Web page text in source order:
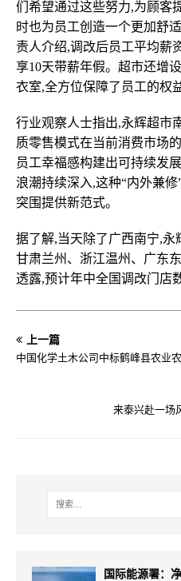
们希望通过这些努力,为顾客
时也为员工创造一个更加舒
责人介绍,调改后员工平均薪
享10天带薪年假。超市还增
衣室,全方位保障了员工的权
行业观察人士指出,永辉超市
质零售模式在当前消费市场
员工幸福感构建出可持续发
浪潮持续深入,这种“内外兼
突围提供新范式。
据了解,当天除了广西南宁,永
甘肃兰州、浙江温州、广东
透露,预计年中全国调改门店
上一篇
中国化学土木公司中标鹤峰县农业
来泰兴赴一场
国际能源署：